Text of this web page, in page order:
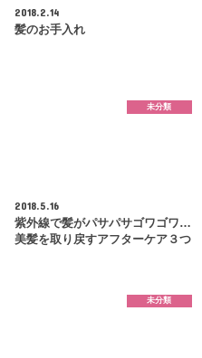
2018.2.14
髪のお手入れ
未分類
2018.5.16
紫外線で髪がパサパサゴワゴワ…
美髪を取り戻すアフターケア３つ
未分類